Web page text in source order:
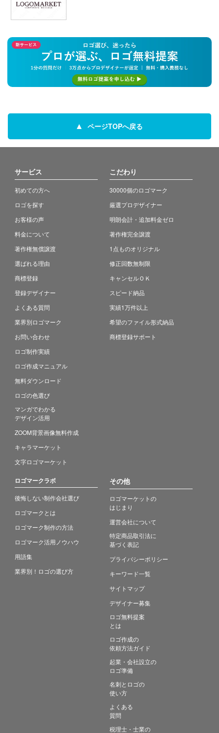
ページTOPへ戻る
サービス
初めての方へ
ロゴを探す
お客様の声
料金について
著作権無償譲渡
選ばれる理由
商標登録
登録デザイナー
よくある質問
業界別ロゴマーク
お問い合わせ
ロゴ制作実績
ロゴ作成マニュアル
無料ダウンロード
ロゴの色選び
マンガでわかる
デザイン活用
ZOOM背景画像無料作成
キャラマーケット
文字ロゴマーケット
こだわり
30000個のロゴマーク
厳選プロデザイナー
明朗会計・追加料金ゼロ
著作権完全譲渡
1点ものオリジナル
修正回数無制限
キャンセルＯＫ
スピード納品
実績1万件以上
希望のファイル形式納品
商標登録サポート
ロゴマークラボ
後悔しない制作会社選び
ロゴマークとは
ロゴマーク制作の方法
ロゴマーク活用ノウハウ
用語集
業界別！ロゴの選び方
その他
ロゴマーケットの
はじまり
運営会社について
特定商品取引法に
基づく表記
プライバシーポリシー
キーワード一覧
サイトマップ
デザイナー募集
ロゴ無料提案
とは
ロゴ作成の
依頼方法ガイド
起業・会社設立の
ロゴ準備
名刺とロゴの
使い方
よくある
質問
税理士・士業の